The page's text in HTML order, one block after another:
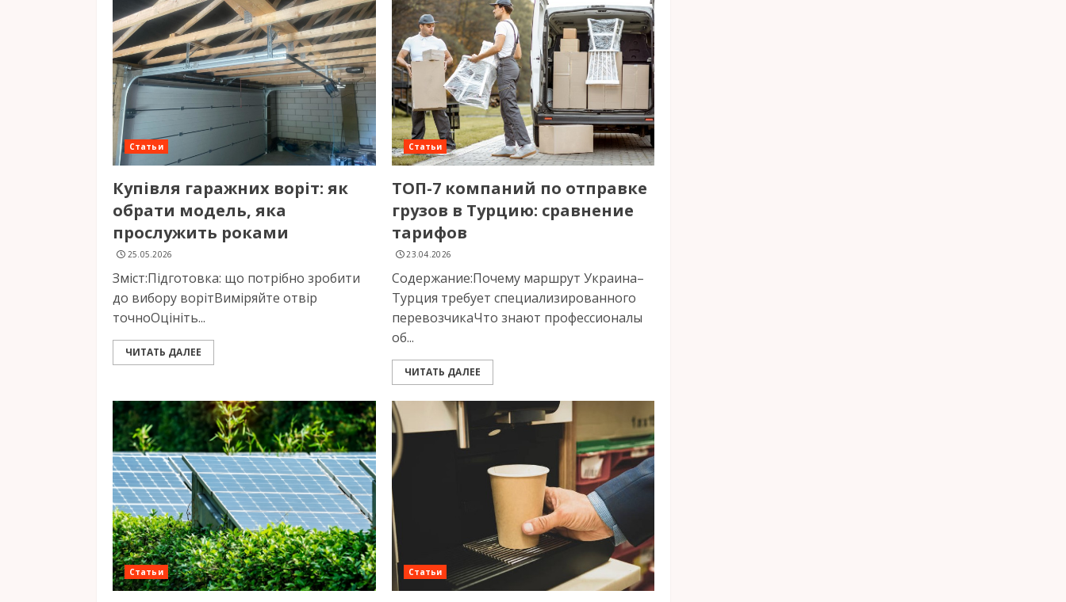
Статьи
Купівля гаражних воріт: як
обрати модель, яка
прослужить роками
25.05.2026
Зміст:Підготовка: що потрібно зробити
до вибору ворітВиміряйте отвір
точноОцініть...
ЧИТАТЬ ДАЛЕЕ
Статьи
ТОП-7 компаний по отправке
грузов в Турцию: сравнение
тарифов
23.04.2026
Содержание:Почему маршрут Украина–
Турция требует специализированного
перевозчикаЧто знают профессионалы
об...
ЧИТАТЬ ДАЛЕЕ
Статьи Статьи